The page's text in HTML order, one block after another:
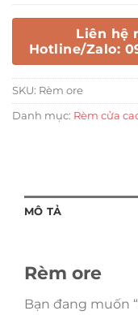
Liên hệ
Hotline/Zalo:
SKU: Rèm ore
Danh mục: Rèm cửa
MÔ TẢ
Rèm ore
Bạn đang muốn